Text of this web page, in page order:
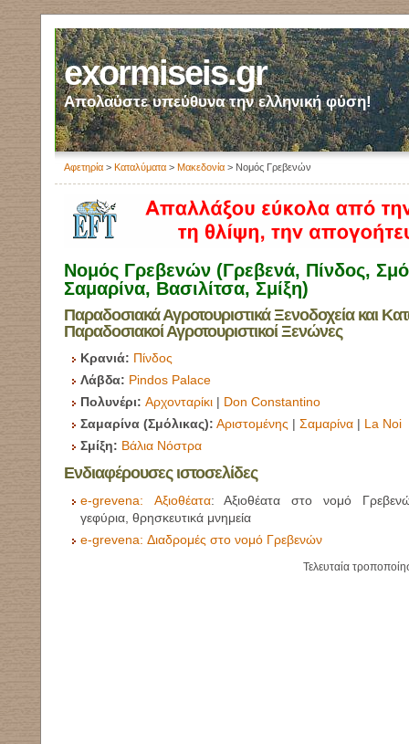
exormiseis.gr
Απολαύστε υπεύθυνα την ελληνική φύση!
Αφετηρία > Καταλύματα > Μακεδονία > Νομός Γρεβενών
Νομός Γρεβενών (Γρεβενά, Πίνδος,
Σαμαρίνα, Βασιλίτσα, Σμίξη)
Παραδοσιακά Αγροτουριστικά Ξενοδοχεία και
Παραδοσιακοί Αγροτουριστικοί Ξενώνες
Κρανιά: Πίνδος
Λάβδα: Pindos Palace
Πολυνέρι: Αρχονταρίκι | Don Constantino
Σαμαρίνα (Σμόλικας): Αριστομένης | Σαμαρίνα | La Noi
Σμίξη: Βάλια Νόστρα
Ενδιαφέρουσες ιστοσελίδες
e-grevena: Αξιοθέατα: Αξιοθέατα στο νομό
γεφύρια, θρησκευτικά μνημεία
e-grevena: Διαδρομές στο νομό Γρεβενών
Τελευταία